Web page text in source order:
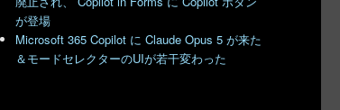
が登場
Microsoft 365 Copilot に Claude Opus 5 が来た
＆モードセレクターのUIが若干変わった